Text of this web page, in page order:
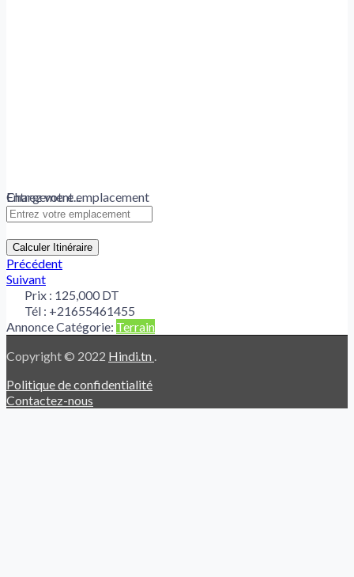
Chargement...
Entrez votre emplacement
Calculer Itinéraire
Précédent
Suivant
Prix : 125,000 DT
Tél : +21655461455
Annonce Catégorie: Terrain
Copyright © 2022 Hindi.tn .
Politique de confidentialité
Contactez-nous